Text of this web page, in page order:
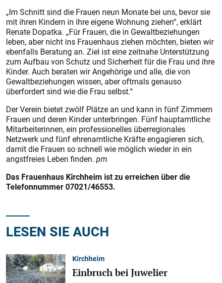
„Im Schnitt sind die Frauen neun Monate bei uns, bevor sie
mit ihren Kindern in ihre eigene Wohnung ziehen“, erklärt
Renate Dopatka. „Für Frauen, die in Gewaltbeziehungen
leben, aber nicht ins Frauenhaus ziehen möchten, bieten wir
ebenfalls Beratung an. Ziel ist eine zeitnahe Unterstützung
zum Aufbau von Schutz und Sicherheit für die Frau und ihre
Kinder. Auch beraten wir Angehörige und alle, die von
Gewaltbeziehungen wissen, aber oftmals genauso
überfordert sind wie die Frau selbst.“
Der Verein bietet zwölf Plätze an und kann in fünf Zimmern
Frauen und deren Kinder unterbringen. Fünf hauptamtliche
Mitarbeiterinnen, ein professionelles überregionales
Netzwerk und fünf ehrenamtliche Kräfte engagieren sich,
damit die Frauen so schnell wie möglich wieder in ein
angstfreies Leben finden. pm
Das Frauenhaus Kirchheim ist zu erreichen über die
Telefonnummer 07021/46553.
LESEN SIE AUCH
Kirchheim
Einbruch bei Juwelier